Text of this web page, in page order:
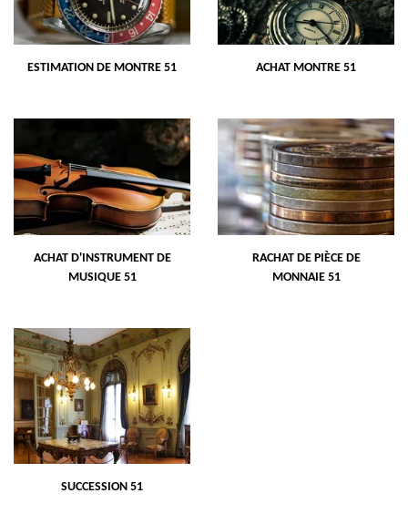
ESTIMATION DE MONTRE 51 ACHAT MONTRE 51
ACHAT D'INSTRUMENT DE
MUSIQUE 51
RACHAT DE PIÈCE DE
MONNAIE 51
SUCCESSION 51